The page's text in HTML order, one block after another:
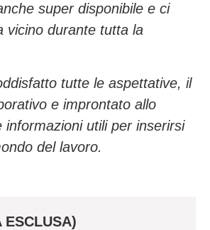
super disponibile e ci
vicino durante tutta la
tutte le aspettative, il
e improntato allo
informazioni utili per inserirsi
del lavoro.
ESCLUSA)